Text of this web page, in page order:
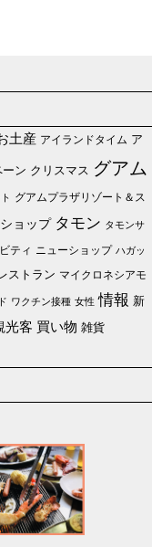
土産 アイランドタイム ア
ーン クリスマス グアム
グアムプラザリゾート＆ス
ョップ タモン タモンサ
ティ ニューショップ ハガッ
ストラン マイクロネシアモ
ワクチン接種 女性 情報 新
光客 買い物 雑貨